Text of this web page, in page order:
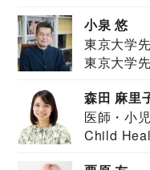
小泉 悠
東京大学
東京大学
森田 麻里
医師・小
Child